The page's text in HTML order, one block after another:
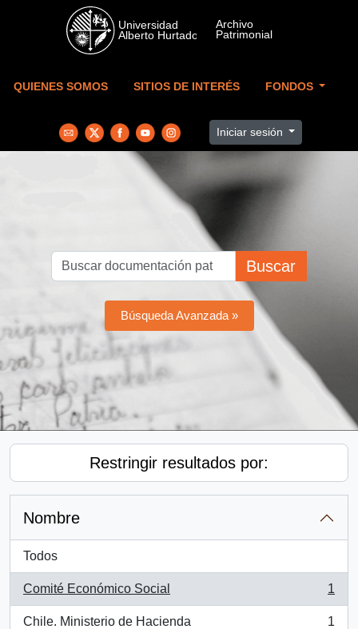
Skip to main content
QUIENES SOMOS SITIOS DE INTERÉS FONDOS
Iniciar sesión
Buscar
Búsqueda Avanzada »
Restringir resultados por:
Nombre
Todos
Comité Económico Social
, 1 resultados
1
Chile. Ministerio de Hacienda 1